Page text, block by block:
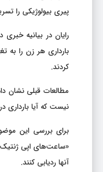
پیری بیولوژیکی را
رایان در بیانیه
کردند.
مطالعات قبلی نشان
نیست که آیا بارداری
برای بررسی این
«ساعت‌های اپی
آنها ردیابی کنند.